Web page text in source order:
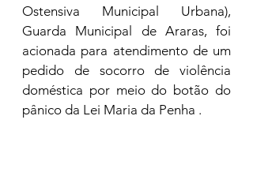
Ostensiva Municipal Urbana),
Guarda Municipal de Araras, foi
acionada para atendimento de um
pedido de socorro de violência
doméstica por meio do botão do
pânico da Lei Maria da Penha .